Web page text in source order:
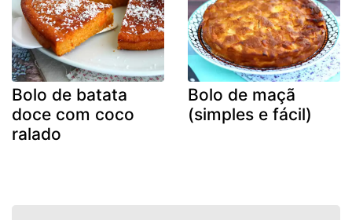
Bolo de batata
doce com coco
ralado
Bolo de maçã
(simples e fácil)